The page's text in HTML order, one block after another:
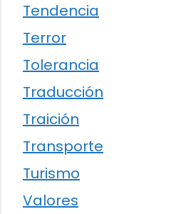
Tendencia
Terror
Tolerancia
Traducción
Traición
Transporte
Turismo
Valores